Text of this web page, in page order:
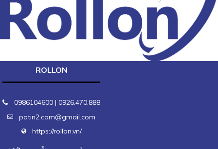
ROLLON
0986104600 | 0926.470.888
patin2.com@gmail.com
https://rollon.vn/